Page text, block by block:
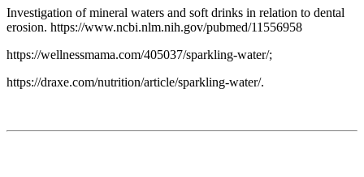
Investigation of mineral waters and soft drinks in relation to dental
erosion. https://www.ncbi.nlm.nih.gov/pubmed/11556958
https://wellnessmama.com/405037/sparkling-water/;
https://draxe.com/nutrition/article/sparkling-water/.